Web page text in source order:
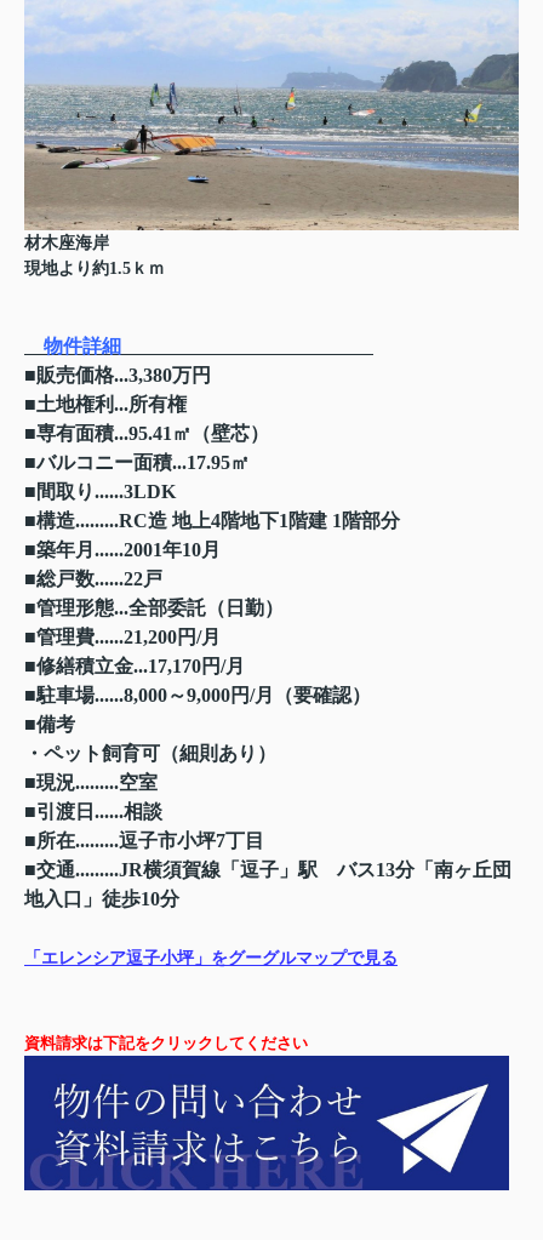
材木座海岸
現地より約1.5ｋｍ
物件詳細
■販売価格...3,380万円
■土地権利...所有権
■専有面積...95.41㎡（壁芯）
■バルコニー面積...17.95㎡
■間取り......3LDK
■構造.........RC造 地上4階地下1階建 1階部分
■築年月......2001年10月
■総戸数......22戸
■管理形態...全部委託（日勤）
■管理費......21,200円/月
■修繕積立金...17,170円/月
■駐車場......8,000～9,000円/月（要確認）
■備考
・ペット飼育可（細則あり）
■現況.........空室
■引渡日......相談
■所在.........逗子市小坪7丁目
■交通.........JR横須賀線「逗子」駅 バス13分「南ヶ丘団
地入口」徒歩10分
「エレンシア逗子小坪」をグーグルマップで見る
資料請求は下記をクリックしてください